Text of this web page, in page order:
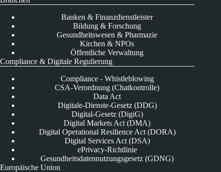
Banken & Finanzdienstleister
Bildung & Forschung
Gesundheitswesen & Pharmazie
Kirchen & NPOs
Öffentliche Verwaltung
Compliance & Digitale Regulierung
Compliance - Whistleblowing
CSA-Verordnung (Chatkontrolle)
Data Act
Digitale-Dienste-Gesetz (DDG)
Digital-Gesetz (DigiG)
Digital Markets Act (DMA)
Digital Operational Resilience Act (DORA)
Digital Services Act (DSA)
ePrivacy-Richtlinie
Gesundheitsdatennutzungsgesetz (GDNG)
Europäische Union